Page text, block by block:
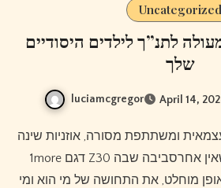
Uncategorized
לתנ”ך לילדים היסודיים
שלך
luciamcgregor April 14,
1more דגם Z30 מסכימה.’אני מאמין שאין אחרסביבה שבה
מוחלט, את התחושה של מי הוא ומי